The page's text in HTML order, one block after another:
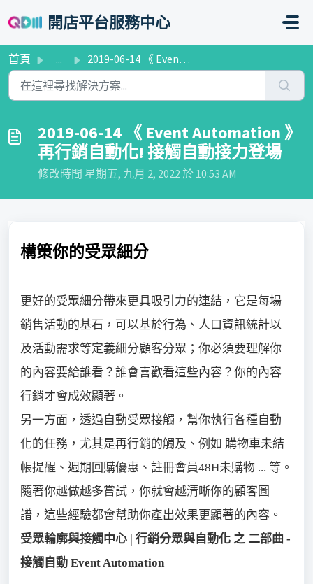
開店平台服務中心
首頁 ... 2019-06-14 《 Event Automation 》再行銷自動化! 接觸自動接力登場
2019-06-14 《 Event Automation 》
再行銷自動化! 接觸自動接力登場
修改時間 星期五, 九月 2, 2022 於 10:53 AM
構策你的受眾細分
更好的受眾細分帶來更具吸引力的連結，它是每場
銷售活動的基石，可以基於行為、人口資訊統計以
及活動需求等定義細分顧客分眾；你必須要理解你
的內容要給誰看？誰會喜歡看這些內容？你的內容
行銷才會成效顯著。
另一方面，透過自動受眾接觸，幫你執行各種自動
化的任務，尤其是再行銷的觸及、例如 購物車未結
帳提醒、週期回購優惠、註冊會員48H未購物 ... 等。
隨著你越做越多嘗試，你就會越清晰你的顧客圖
譜，這些經驗都會幫助你產出效果更顯著的內容。
受眾輪廓與接觸中心 | 行銷分眾與自動化 之 二部曲 -
接觸自動 Event Automation